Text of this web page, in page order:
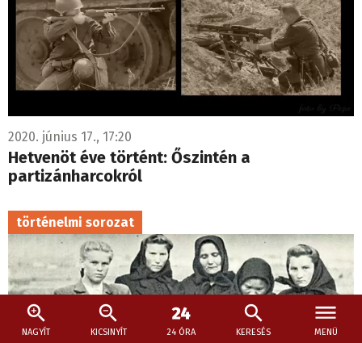
NAGYÍT KICSINYÍT 24 ÓRA KERESÉS MENÜ
2020. június 17., 17:20
Hetvenöt éve történt: Őszintén a
partizánharcokról
történelmi sorozat